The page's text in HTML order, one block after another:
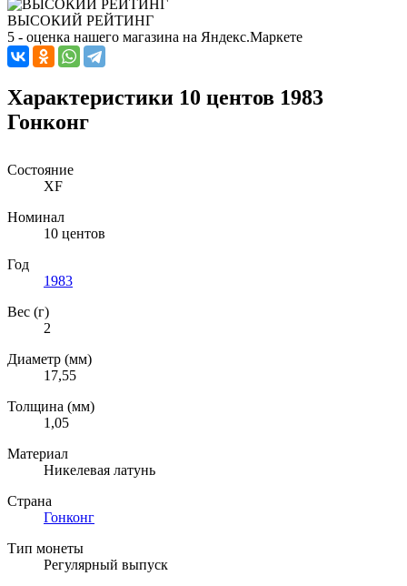
ВЫСОКИЙ РЕЙТИНГ
5 - оценка нашего магазина на Яндекс.Маркете
Характеристики 10 центов 1983
Гонконг
Состояние
XF
Номинал
10 центов
Год
1983
Вес (г)
2
Диаметр (мм)
17,55
Толщина (мм)
1,05
Материал
Никелевая латунь
Страна
Гонконг
Тип монеты
Регулярный выпуск